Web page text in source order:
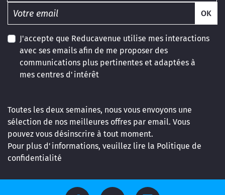
OK
J'accepte que Reducavenue utilise mes interactions
avec ses emails afin de me proposer des
communications plus pertinentes et adaptées à
mes centres d'intérêt
Toutes les deux semaines, nous vous envoyons une
sélection de nos meilleures offres par email. Vous
pouvez vous désinscrire à tout moment.
Pour plus d'informations, veuillez lire la Politique de
confidentialité